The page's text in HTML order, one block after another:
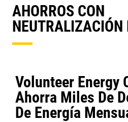
AHORROS CON
NEUTRALIZACIÓN
Volunteer Energy
Ahorra Miles De
De Energía